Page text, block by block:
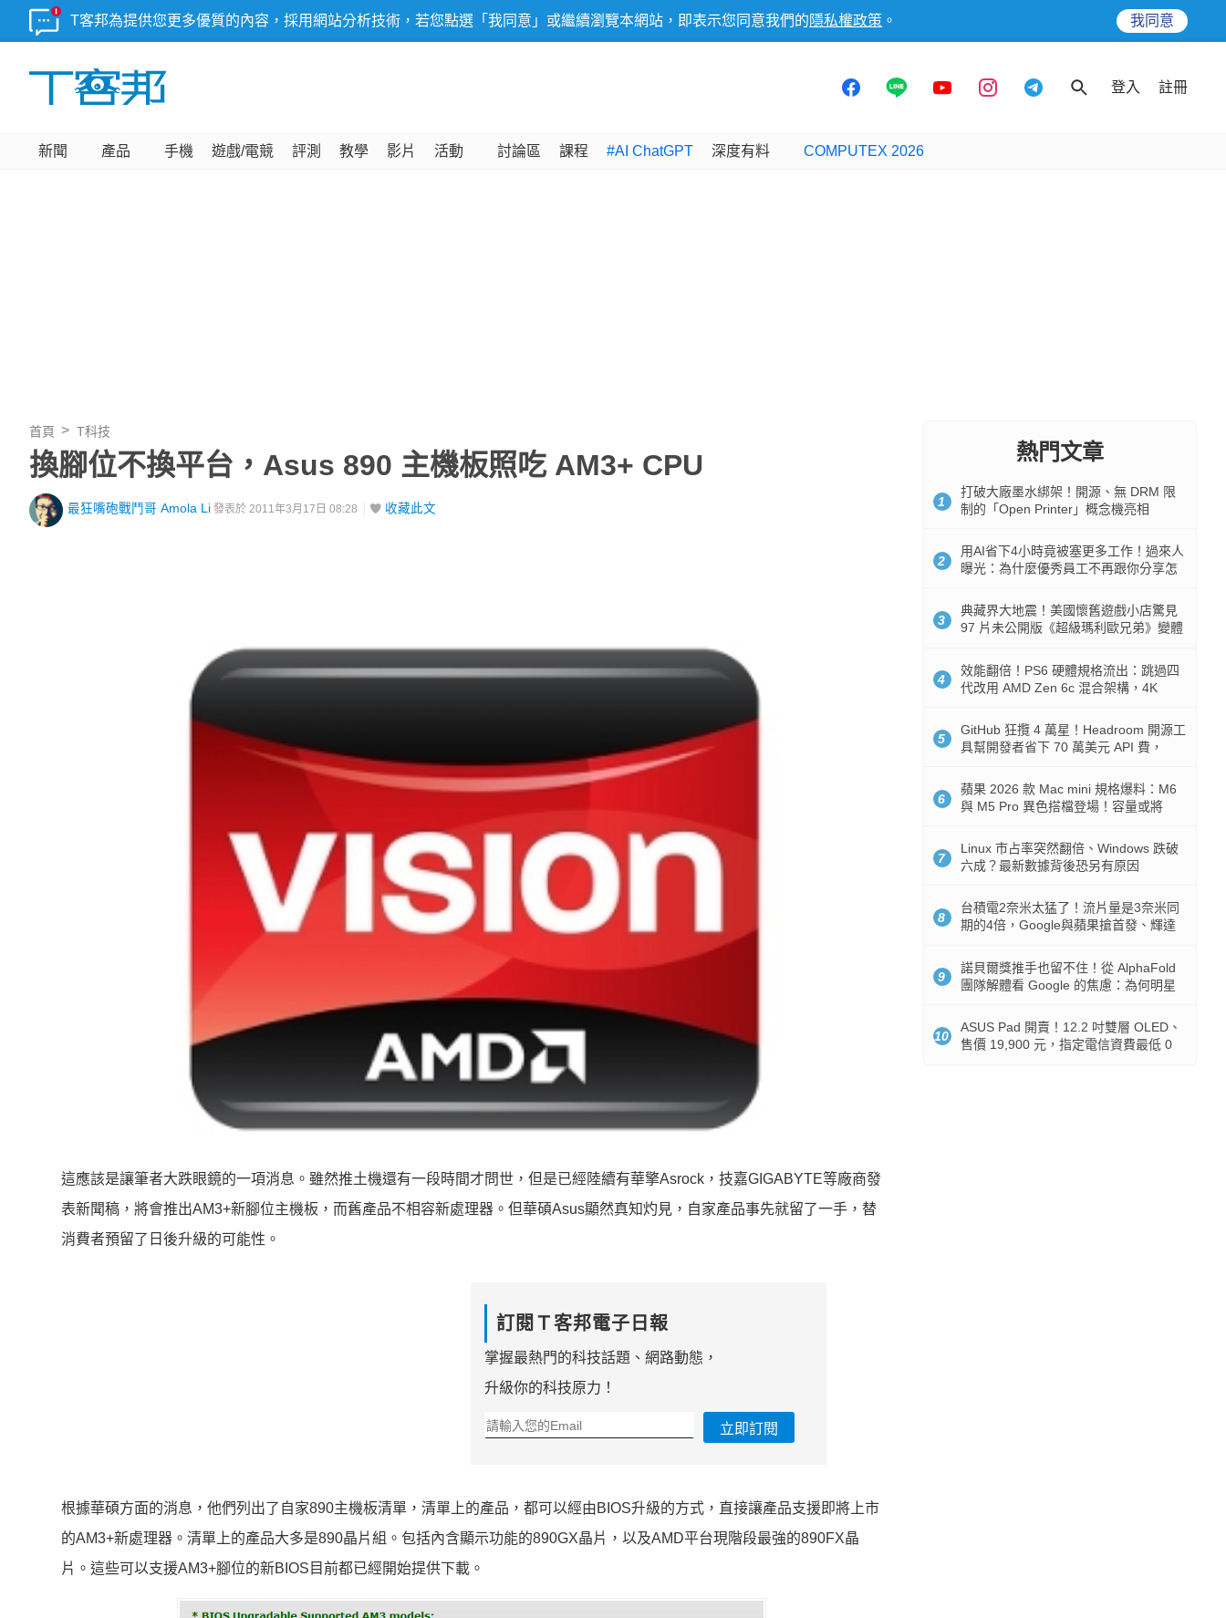
T客邦為提供您更多優質的內容，採用網站分析技術，若您點選「我同意」或繼續瀏覽本網站，即表示您同意我們的 隱私權政策 。 我同意
登入 註冊
新聞 產品 手機 遊戲/電競 評測 教學 影片 活動 討論區 課程 #AI ChatGPT 深度有料 COMPUTEX 2026
首頁 T科技
換腳位不換平台，Asus 890 主機板照吃 AM3+ CPU
最狂嘴砲戰鬥哥 Amola Li 發表於 2011年3月17日 08:28 收藏此文
這應該是讓筆者大跌眼鏡的一項消息。雖然推土機還有一段時間才問世，但是已經陸續有華擎Asrock，技嘉GIGABYTE等廠商發
表新聞稿，將會推出AM3+新腳位主機板，而舊產品不相容新處理器。但華碩Asus顯然真知灼見，自家產品事先就留了一手，替
消費者預留了日後升級的可能性。
訂閱Ｔ客邦電子日報
掌握最熱門的科技話題、網路動態，
升級你的科技原力！
立即訂閱
根據華碩方面的消息，他們列出了自家890主機板清單，清單上的產品，都可以經由BIOS升級的方式，直接讓產品支援即將上市
的AM3+新處理器。清單上的產品大多是890晶片組。包括內含顯示功能的890GX晶片，以及AMD平台現階段最強的890FX晶
片。這些可以支援AM3+腳位的新BIOS目前都已經開始提供下載。
熱門文章
1
打破大廠墨水綁架！開源、無 DRM 限
制的「Open Printer」概念機亮相
2
用AI省下4小時竟被塞更多工作！過來人
曝光：為什麼優秀員工不再跟你分享怎
3
典藏界大地震！美國懷舊遊戲小店驚見
97 片未公開版《超級瑪利歐兄弟》變體
4
效能翻倍！PS6 硬體規格流出：跳過四
代改用 AMD Zen 6c 混合架構，4K
5
GitHub 狂攬 4 萬星！Headroom 開源工
具幫開發者省下 70 萬美元 API 費，
6
蘋果 2026 款 Mac mini 規格爆料：M6
與 M5 Pro 異色搭檔登場！容量或將
7
Linux 市占率突然翻倍、Windows 跌破
六成？最新數據背後恐另有原因
8
台積電2奈米太猛了！流片量是3奈米同
期的4倍，Google與蘋果搶首發、輝達
9
諾貝爾獎推手也留不住！從 AlphaFold
團隊解體看 Google 的焦慮：為何明星
10
ASUS Pad 開賣！12.2 吋雙層 OLED、
售價 19,900 元，指定電信資費最低 0